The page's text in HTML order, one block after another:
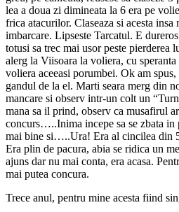
lea a doua zi dimineata la 6 era pe
frica atacurilor. Claseaza si acesta insa
imbarcare. Lipseste Tarcatul. E
totusi sa trec mai usor peste pierderea
alerg la Viisoara la voliera, cu
voliera aceeasi porumbei. Ok am spus,
gandul de la el. Marti seara merg din
mancare si observ intr-un colt un
mana sa il prind, observ ca musafirul
concurs…..Inima incepe sa se zbata in
mai bine si…..Ura! Era al cincilea din
Era plin de pacura, abia se ridica un
ajuns dar nu mai conta, era acasa.
mai putea concura.
Trece anul, pentru mine acesta fiind